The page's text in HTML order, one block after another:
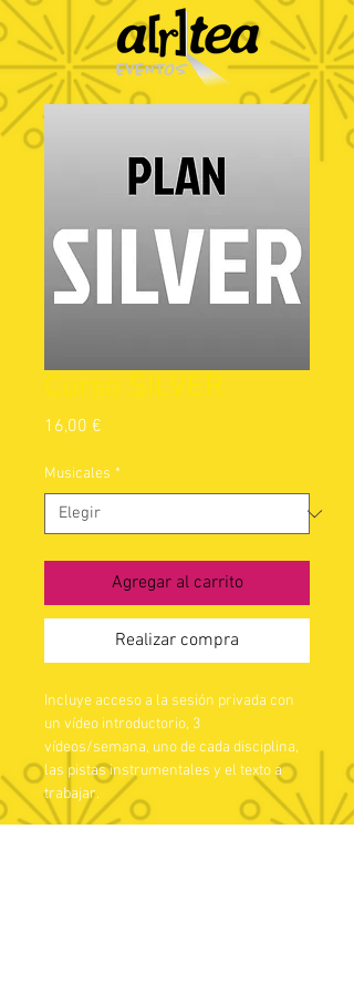
Curso SILVER
16,00 €
Musicales *
Agregar al carrito
Realizar compra
Incluye acceso a la sesión privada con
un vídeo introductorio, 3
vídeos/semana, uno de cada disciplina,
las pistas instrumentales y el texto a
trabajar.